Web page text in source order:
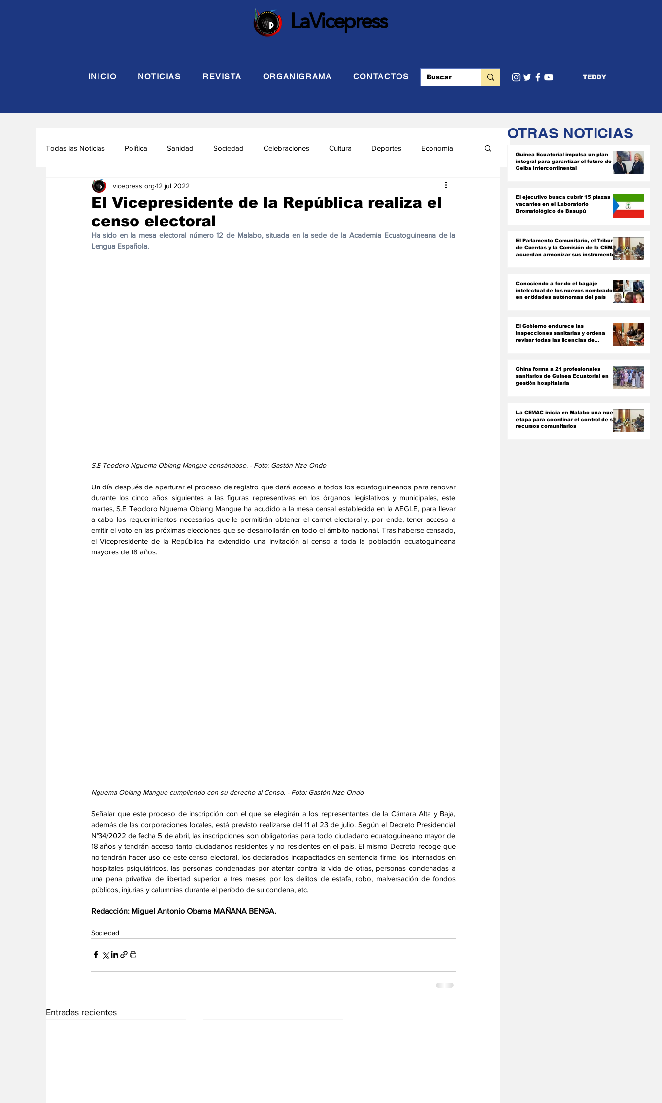
LaVicepress
INICIO NOTICIAS REVISTA ORGANIGRAMA CONTACTOS TEDDY
Todas las Noticias Política Sanidad Sociedad Celebraciones Cultura Deportes Economia
Seguridad y Defensa Turismo INTERIOR
Asuntos Sociales Telecomunicación
El Vicepresidente de la República realiza el
censo electoral
vicepress org 12 jul 2022
Ha sido en la mesa electoral número 12 de Malabo, situada en la sede de la Academia Ecuatoguineana de la
Lengua Española.
S.E Teodoro Nguema Obiang Mangue censándose. - Foto: Gastón Nze Ondo
Un día después de aperturar el proceso de registro que dará acceso a todos los ecuatoguineanos para renovar
durante los cinco años siguientes a las figuras representivas en los órganos legislativos y municipales, este
martes, S.E Teodoro Nguema Obiang Mangue ha acudido a la mesa censal establecida en la AEGLE, para llevar
a cabo los requerimientos necesarios que le permitirán obtener el carnet electoral y, por ende, tener acceso a
emitir el voto en las próximas elecciones que se desarrollarán en todo el ámbito nacional. Tras haberse censado,
el Vicepresidente de la República ha extendido una invitación al censo a toda la población ecuatoguineana
mayores de 18 años.
Nguema Obiang Mangue cumpliendo con su derecho al Censo. - Foto: Gastón Nze Ondo
Señalar que este proceso de inscripción con el que se elegirán a los representantes de la Cámara Alta y Baja,
además de las corporaciones locales, está previsto realizarse del 11 al 23 de julio. Según el Decreto Presidencial
N°34/2022 de fecha 5 de abril, las inscripciones son obligatorias para todo ciudadano ecuatoguineano mayor de
18 años y tendrán acceso tanto ciudadanos residentes y no residentes en el país. El mismo Decreto recoge que
no tendrán hacer uso de este censo electoral, los declarados incapacitados en sentencia firme, los internados en
hospitales psiquiátricos, las personas condenadas por atentar contra la vida de otras, personas condenadas a
una pena privativa de libertad superior a tres meses por los delitos de estafa, robo, malversación de fondos
públicos, injurias y calumnias durante el período de su condena, etc.
Redacción: Miguel Antonio Obama MAÑANA BENGA.
Sociedad
Entradas recientes
OTRAS NOTICIAS
Guinea Ecuatorial impulsa un plan
integral para garantizar el futuro de
Ceiba Intercontinental
El ejecutivo busca cubrir 15 plazas
vacantes en el Laboratorio
Bromatológico de Basupú
El Parlamento Comunitario, el Tribunal
de Cuentas y la Comisión de la CEMAC
acuerdan armonizar sus instrumentos
Conociendo a fondo el bagaje
intelectual de los nuevos nombrados
en entidades autónomas del país ‎
El Gobierno endurece las
inspecciones sanitarias y ordena
revisar todas las licencias de
China forma a 21 profesionales
sanitarios de Guinea Ecuatorial en
gestión hospitalaria
La CEMAC inicia en Malabo una nueva
etapa para coordinar el control de sus
recursos comunitarios